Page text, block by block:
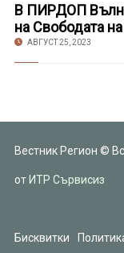
В ПИРДОП
на Свободата
АВГУСТ 25, 2023
Вестник Регион ©
от ИТР Сървисиз
Бисквитки